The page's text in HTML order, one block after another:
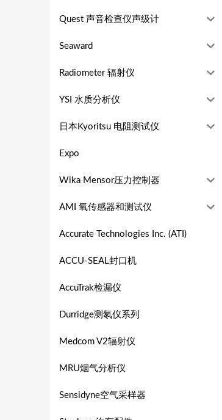
Quest 声音检查仪声级计
Seaward
Radiometer 辐射仪
YSI 水质分析仪
日本Kyoritsu 电阻测试仪
Expo
Wika Mensor压力控制器
AMI 氧传感器和测试仪
Accurate Technologies Inc. (ATI)
ACCU-SEAL封口机
AccuTrak检漏仪
Durridge测氡仪系列
Medcom V2辐射仪
MRU烟气分析仪
Sensidyne空气采样器